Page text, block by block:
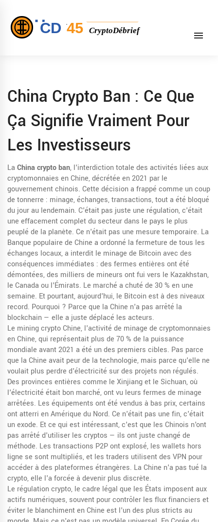
China Crypto Ban : Ce Que
Ça Signifie Vraiment Pour
Les Investisseurs
La China crypto ban, l'interdiction totale des activités liées aux
cryptomonnaies en Chine, décrétée en 2021 par le
gouvernement chinois. Cette décision a frappé comme un coup
de tonnerre : minage, échanges, transactions, tout a été bloqué
du jour au lendemain. C'était pas juste une régulation, c'était
une effacement complet du secteur dans le pays le plus
peuplé de la planète. Ce n'était pas une mesure temporaire. La
Banque populaire de Chine a ordonné la fermeture de tous les
échanges locaux, a interdit le minage de Bitcoin avec des
conséquences immédiates : des fermes entières ont été
démontées, des milliers de mineurs ont fui vers le Kazakhstan,
le Canada ou l'Émirats. Le marché a chuté de 30 % en une
semaine. Et pourtant, aujourd'hui, le Bitcoin est à des niveaux
record. Pourquoi ? Parce que la Chine n'a pas arrêté la
blockchain — elle a juste déplacé les acteurs.
Le mining crypto Chine, l'activité de minage de cryptomonnaies
en Chine, qui représentait plus de 70 % de la puissance
mondiale avant 2021 a été un des premiers cibles. Pas parce
que la Chine avait peur de la technologie, mais parce qu'elle ne
voulait plus perdre d'électricité sur des projets non régulés.
Des provinces entières comme le Xinjiang et le Sichuan, où
l'électricité était bon marché, ont vu leurs fermes de minage
arrêtées. Les équipements ont été vendus à bas prix, certains
ont atterri en Amérique du Nord. Ce n'était pas une fin, c'était
un exode. Et ce qui est intéressant, c'est que les Chinois n'ont
pas arrêté d'utiliser les cryptos — ils ont juste changé de
méthode. Les transactions P2P ont explosé, les wallets hors
ligne se sont multipliés, et les traders utilisent des VPN pour
accéder à des plateformes étrangères. La Chine n'a pas tué la
crypto, elle l'a forcée à devenir plus discrète.
Le régulation crypto, le cadre légal que les États imposent aux
actifs numériques, souvent pour contrôler les flux financiers et
éviter le blanchimenten Chine est l'un des plus stricts au